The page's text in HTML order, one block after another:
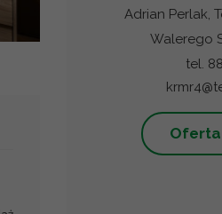
Adrian Perlak,
Walerego
tel.
Oferta